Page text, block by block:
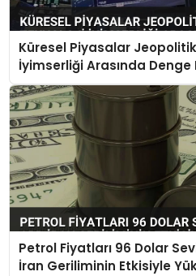
Küresel Piyasalar
İyimserliği Arasında Denge
Petrol Fiyatları 96 Dolar
İran Geriliminin Etkisiyle